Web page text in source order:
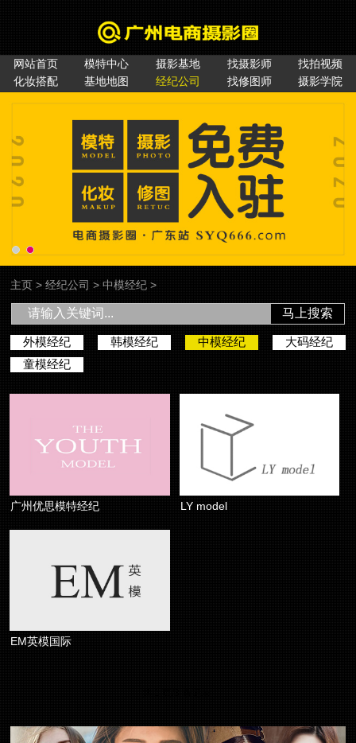
网站首页 模特中心 摄影基地 找摄影师
找拍视频
化妆搭配
基地地图 经纪公司 找修图师 摄影学院
主页 >经纪公司 >中模经纪 >
马上搜索
外模经纪 韩模经纪 中模经纪
大码经纪
童模经纪
广州优思模特经纪 LY model
EM英模国际